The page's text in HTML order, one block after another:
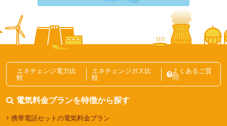
エネチェンジ電力比
較
エネチェンジガス比
較
よくあるご質
問
電気料金プランを特徴から探す
携帯電話セットの電気料金プラン